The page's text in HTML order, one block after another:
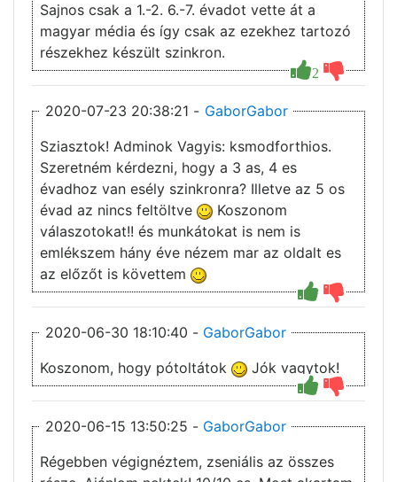
2
Sajnos csak a 1.-2. 6.-7. évadot vette át a
magyar média és így csak az ezekhez tartozó
részekhez készült szinkron.
2020-07-23 20:38:21 - GaborGabor
Sziasztok! Adminok Vagyis: ksmodforthios.
Szeretném kérdezni, hogy a 3 as, 4 es
évadhoz van esély szinkronra? Illetve az 5 os
évad az nincs feltöltve
Koszonom
válaszotokat!! és munkátokat is nem is
emlékszem hány éve nézem mar az oldalt es
az előzőt is követtem
2020-06-30 18:10:40 - GaborGabor
Koszonom, hogy pótoltátok
Jók vagytok!
2020-06-15 13:50:25 - GaborGabor
Régebben végignéztem, zseniális az összes